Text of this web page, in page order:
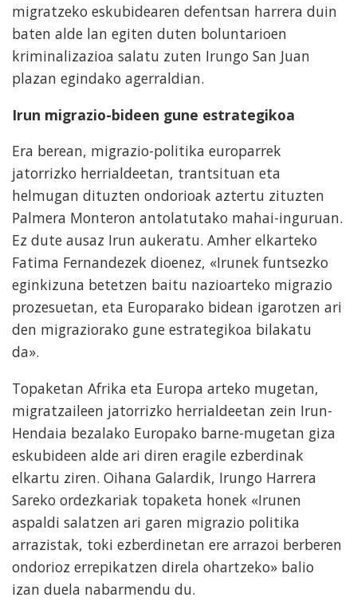
migratzeko eskubidearen defentsan harrera duin
baten alde lan egiten duten boluntarioen
kriminalizazioa salatu zuten Irungo San Juan
plazan egindako agerraldian.
Irun migrazio-bideen gune estrategikoa
Era berean, migrazio-politika europarrek
jatorrizko herrialdeetan, trantsituan eta
helmugan dituzten ondorioak aztertu zituzten
Palmera Monteron antolatutako mahai-inguruan.
Ez dute ausaz Irun aukeratu. Amher elkarteko
Fatima Fernandezek dioenez, «Irunek funtsezko
eginkizuna betetzen baitu nazioarteko migrazio
prozesuetan, eta Europarako bidean igarotzen ari
den migraziorako gune estrategikoa bilakatu
da».
Topaketan Afrika eta Europa arteko mugetan,
migratzaileen jatorrizko herrialdeetan zein Irun-
Hendaia bezalako Europako barne-mugetan giza
eskubideen alde ari diren eragile ezberdinak
elkartu ziren. Oihana Galardik, Irungo Harrera
Sareko ordezkariak topaketa honek «Irunen
aspaldi salatzen ari garen migrazio politika
arrazistak, toki ezberdinetan ere arrazoi berberen
ondorioz errepikatzen direla ohartzeko» balio
izan duela nabarmendu du.